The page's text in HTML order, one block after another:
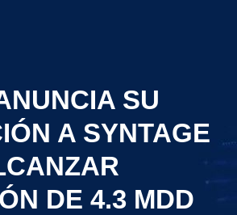
SU
A SYNTAGE
DE 4.3 MDD